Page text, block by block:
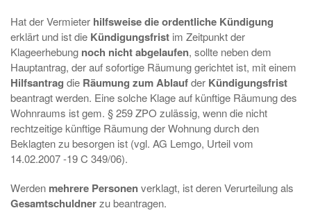
Hat der Vermieter hilfsweise die ordentliche Kündigung
erklärt und ist die Kündigungsfrist im Zeitpunkt der
Klageerhebung noch nicht abgelaufen, sollte neben dem
Hauptantrag, der auf sofortige Räumung gerichtet ist, mit einem
Hilfsantrag die Räumung zum Ablaufder Kündigungsfrist
beantragt werden. Eine solche Klage auf künftige Räumung des
Wohnraums ist gem. § 259 ZPO zulässig, wenn die nicht
rechtzeitige künftige Räumung der Wohnung durch den
Beklagten zu besorgen ist (vgl. AG Lemgo, Urteil vom
14.02.2007 -19 C 349/06).
Werden mehrere Personenverklagt, ist deren Verurteilung als
Gesamtschuldnerzu beantragen.